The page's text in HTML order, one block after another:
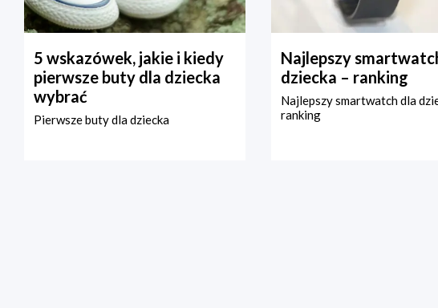
5 wskazówek, jakie i kiedy
pierwsze buty dla dziecka
wybrać
Pierwsze buty dla dziecka
Najlepszy
dziecka – ranking
Najlepszy smartwatch dla
ranking